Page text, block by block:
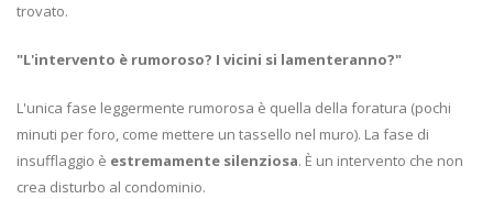
trovato.
"L'intervento è rumoroso? I vicini si lamenteranno?"
L'unica fase leggermente rumorosa è quella della foratura (pochi
minuti per foro, come mettere un tassello nel muro). La fase di
insufflaggio è estremamente silenziosa. È un intervento che non
crea disturbo al condominio.